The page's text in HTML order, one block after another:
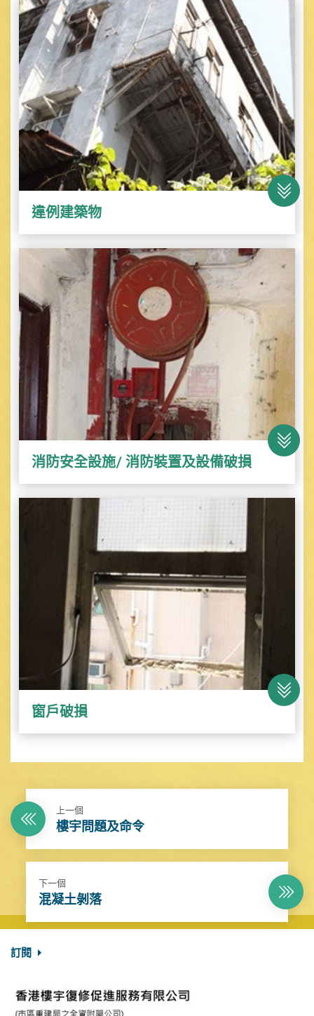
違例建築物
消防安全設施/ 消防裝置及設備破損
窗戶破損
上一個
樓宇問題及命令
下一個
混凝土剝落
訂閱